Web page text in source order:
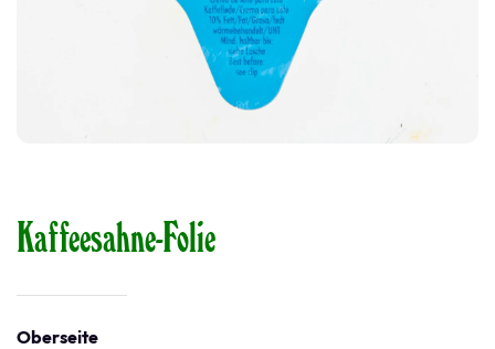
Kaffeesahne-Folie
Oberseite